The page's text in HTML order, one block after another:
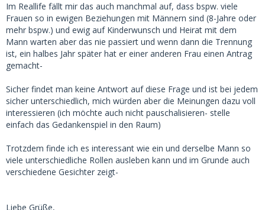
Im Reallife fällt mir das auch manchmal auf, dass bspw. viele
Frauen so in ewigen Beziehungen mit Männern sind (8-Jahre oder
mehr bspw.) und ewig auf Kinderwunsch und Heirat mit dem
Mann warten aber das nie passiert und wenn dann die Trennung
ist, ein halbes Jahr später hat er einer anderen Frau einen Antrag
gemacht-
Sicher findet man keine Antwort auf diese Frage und ist bei jedem
sicher unterschiedlich, mich würden aber die Meinungen dazu voll
interessieren (ich möchte auch nicht pauschalisieren- stelle
einfach das Gedankenspiel in den Raum)
Trotzdem finde ich es interessant wie ein und derselbe Mann so
viele unterschiedliche Rollen ausleben kann und im Grunde auch
verschiedene Gesichter zeigt-
Liebe Grüße,